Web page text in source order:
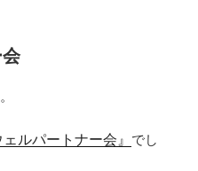
ェルパートナー会』 でし